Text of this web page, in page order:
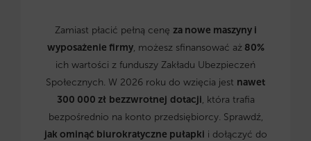
Zamiast płacić pełną cenę za nowe maszyny i
wyposażenie firmy, możesz sfinansować aż80%
ich wartości z funduszy Zakładu Ubezpieczeń
Społecznych. W 2026 roku do wzięcia jest nawet
300 000 zł bezzwrotnej dotacji, która trafia
bezpośrednio na konto przedsiębiorcy. Sprawdź,
jak ominąć biurokratyczne pułapki i dołączyć do